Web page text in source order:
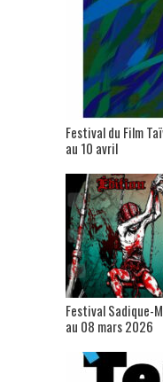
Festival du Film
au 10 avril
Festival Sadique-
au 08 mars 2026